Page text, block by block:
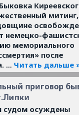
митинг,
немецко-
мемориального
после
... Читать дальше
приговор
судом осуждены